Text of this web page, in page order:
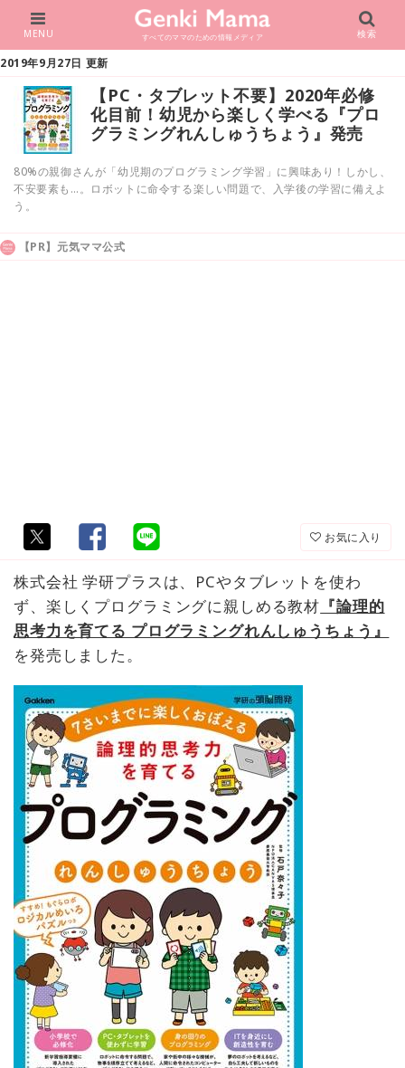
すべてのママのための情報メディア
MENU 検索
2019年9月27日 更新
【PC・タブレット不要】2020年必修
化目前！幼児から楽しく学べる『プロ
グラミングれんしゅうちょう』発売
80%の親御さんが「幼児期のプログラミング学習」に興味あり！しかし、
不安要素も…。ロボットに命令する楽しい問題で、入学後の学習に備えよ
う。
【PR】元気ママ公式
お気に入り
株式会社 学研プラスは、PCやタブレットを使わ
ず、楽しくプログラミングに親しめる教材 『論理的
思考力を育てる プログラミングれんしゅうちょう』
を発売しました。